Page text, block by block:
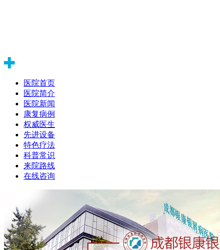
医院首页
医院简介
医院新闻
康复病例
权威医生
先进设备
特色疗法
科普常识
来院路线
在线咨询